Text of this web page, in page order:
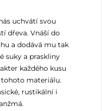
uchvátí svou
dřeva. Vnáší do
a dodává mu tak
suky a praskliny
každého kusu
materiálu.
rustikální i